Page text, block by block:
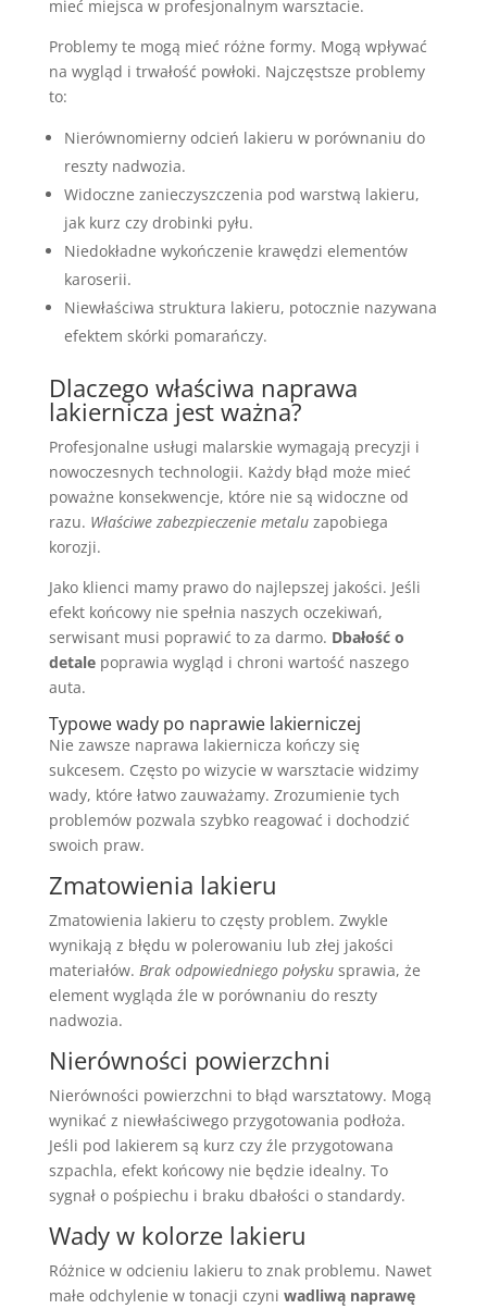
mieć miejsca w profesjonalnym warsztacie.
Problemy te mogą mieć różne formy. Mogą wpływać
na wygląd i trwałość powłoki. Najczęstsze problemy
to:
Nierównomierny odcień lakieru w porównaniu do
reszty nadwozia.
Widoczne zanieczyszczenia pod warstwą lakieru,
jak kurz czy drobinki pyłu.
Niedokładne wykończenie krawędzi elementów
karoserii.
Niewłaściwa struktura lakieru, potocznie nazywana
efektem skórki pomarańczy.
Dlaczego właściwa naprawa
lakiernicza jest ważna?
Profesjonalne usługi malarskie wymagają precyzji i
nowoczesnych technologii. Każdy błąd może mieć
poważne konsekwencje, które nie są widoczne od
razu. Właściwe zabezpieczenie metaluzapobiega
korozji.
Jako klienci mamy prawo do najlepszej jakości. Jeśli
efekt końcowy nie spełnia naszych oczekiwań,
serwisant musi poprawić to za darmo. Dbałość o
detalepoprawia wygląd i chroni wartość naszego
auta.
Typowe wady po naprawie lakierniczej
Nie zawsze naprawa lakiernicza kończy się
sukcesem. Często po wizycie w warsztacie widzimy
wady, które łatwo zauważamy. Zrozumienie tych
problemów pozwala szybko reagować i dochodzić
swoich praw.
Zmatowienia lakieru
Zmatowienia lakieru to częsty problem. Zwykle
wynikają z błędu w polerowaniu lub złej jakości
materiałów. Brak odpowiedniego połyskusprawia, że
element wygląda źle w porównaniu do reszty
nadwozia.
Nierówności powierzchni
Nierówności powierzchni to błąd warsztatowy. Mogą
wynikać z niewłaściwego przygotowania podłoża.
Jeśli pod lakierem są kurz czy źle przygotowana
szpachla, efekt końcowy nie będzie idealny. To
sygnał o pośpiechu i braku dbałości o standardy.
Wady w kolorze lakieru
Różnice w odcieniu lakieru to znak problemu. Nawet
małe odchylenie w tonacji czyni wadliwą naprawę